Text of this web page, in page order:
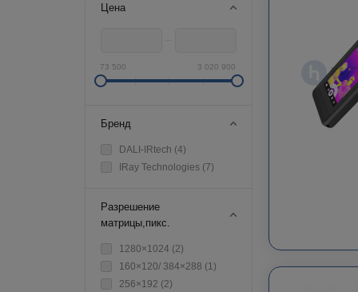
Цена
73 500 3 020 900
Бренд
DALI-IRtech (4)
IRay Technologies (7)
Разрешение
матрицы,пикс.
1280×1024 (2)
160×120/ 384×288 (1)
256×192 (2)